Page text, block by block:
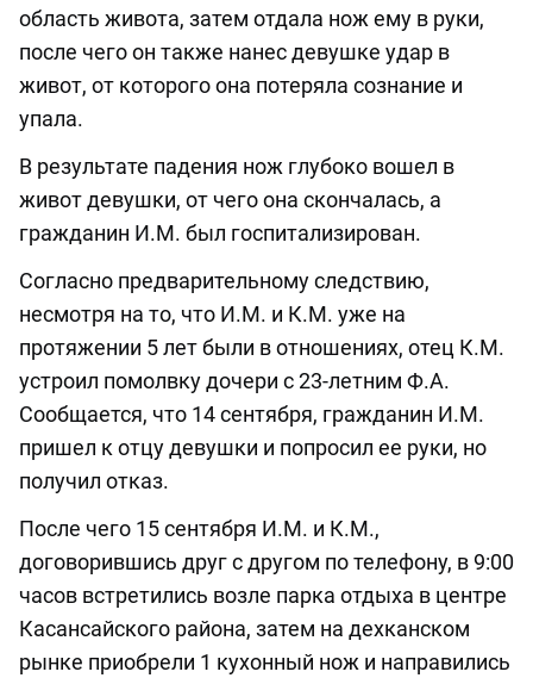
область живота, затем отдала нож ему в руки,
после чего он также нанес девушке удар в
живот, от которого она потеряла сознание и
упала.
В результате падения нож глубоко вошел в
живот девушки, от чего она скончалась, а
гражданин И.М. был госпитализирован.
Согласно предварительному следствию,
несмотря на то, что И.М. и К.М. уже на
протяжении 5 лет были в отношениях, отец К.М.
устроил помолвку дочери с 23-летним Ф.А.
Сообщается, что 14 сентября, гражданин И.М.
пришел к отцу девушки и попросил ее руки, но
получил отказ.
После чего 15 сентября И.М. и К.М.,
договорившись друг с другом по телефону, в 9:00
часов встретились возле парка отдыха в центре
Касансайского района, затем на дехканском
рынке приобрели 1 кухонный нож и направились